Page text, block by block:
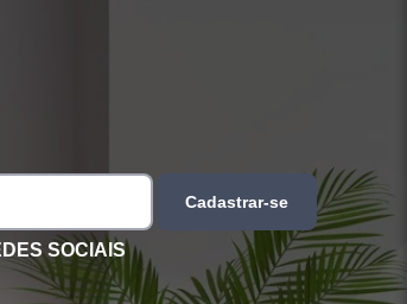
Cadastrar-se
SOCIAIS